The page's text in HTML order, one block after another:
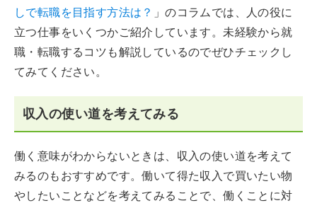
しで転職を目指す方法は？ 」のコラムでは、人の役に
立つ仕事をいくつかご紹介しています。未経験から就
職・転職するコツも解説しているのでぜひチェックし
てみてください。
収入の使い道を考えてみる
働く意味がわからないときは、収入の使い道を考えて
みるのもおすすめです。働いて得た収入で買いたい物
やしたいことなどを考えてみることで、働くことに対